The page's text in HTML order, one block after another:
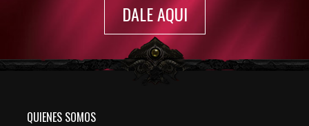
DALE AQUI
QUIENES SOMOS